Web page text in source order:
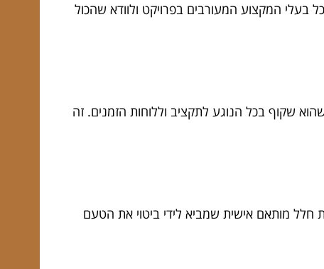
בעלי המקצוע המעורבים בפרויקט ולוודא שהכול
שקוף בכל הנוגע לתקציב וללוחות הזמנים. זה
חלל מותאם אישית שמביא לידי ביטוי את הטעם